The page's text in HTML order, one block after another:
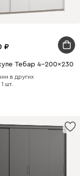
Тебар 4-200x230
в других
шт.